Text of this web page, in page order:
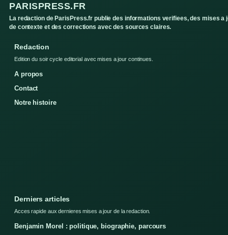
PARISPRESS.FR
La redaction de ParisPress.fr publie des informations verifiees, des mises a
de contexte et des corrections avec des sources claires.
Redaction
Edition du soir cycle editorial avec mises a jour continues.
A propos
Contact
Notre histoire
Derniers articles
Acces rapide aux dernieres mises a jour de la redaction.
Benjamin Morel : politique, biographie, parcours